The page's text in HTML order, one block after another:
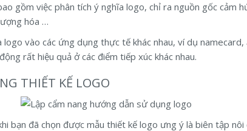
gồm việc phân tích ý nghĩa logo, chỉ ra nguồn gốc cảm
hóa …
vào các ứng dụng thực tế khác nhau, ví dụ
rất hiệu quả ở các điểm tiếp xúc khác nhau.
THIẾT KẾ LOGO
bạn đã chọn được mẫu thiết kế logo ưng ý là biên tập nôi